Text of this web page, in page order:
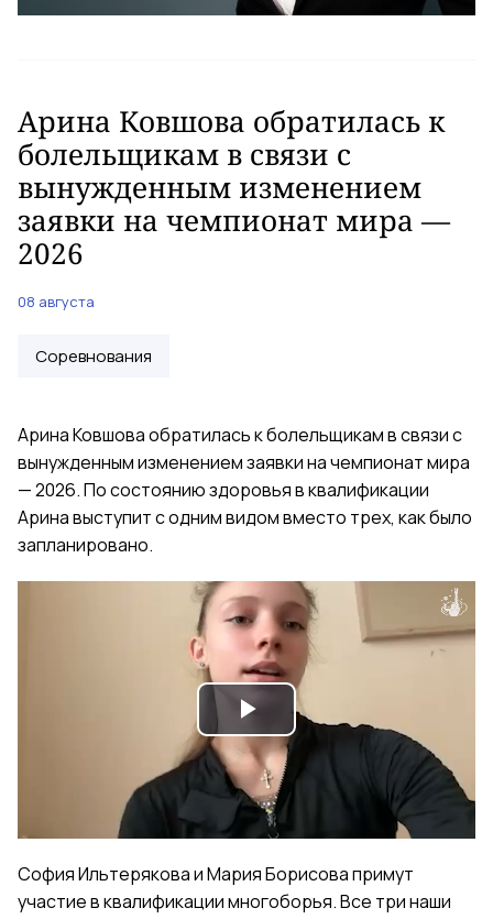
Арина Ковшова обратилась к
болельщикам в связи с
вынужденным изменением
заявки на чемпионат мира —
2026
08 августа
Соревнования
Арина Ковшова обратилась к болельщикам в связи с
вынужденным изменением заявки на чемпионат мира
— 2026. По состоянию здоровья в квалификации
Арина выступит с одним видом вместо трех, как было
запланировано.
Play
Video
София Ильтерякова и Мария Борисова примут
участие в квалификации многоборья. Все три наши